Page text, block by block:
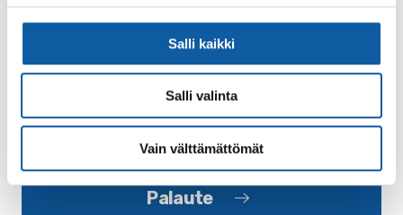
Salli kaikki
Salli valinta
Vain välttämättömät
Maailmanperintökomitea hyväksyi Paimion
parantolan ja Aalto Works -sarjan
maailmanperintöluetteloon
Palaute